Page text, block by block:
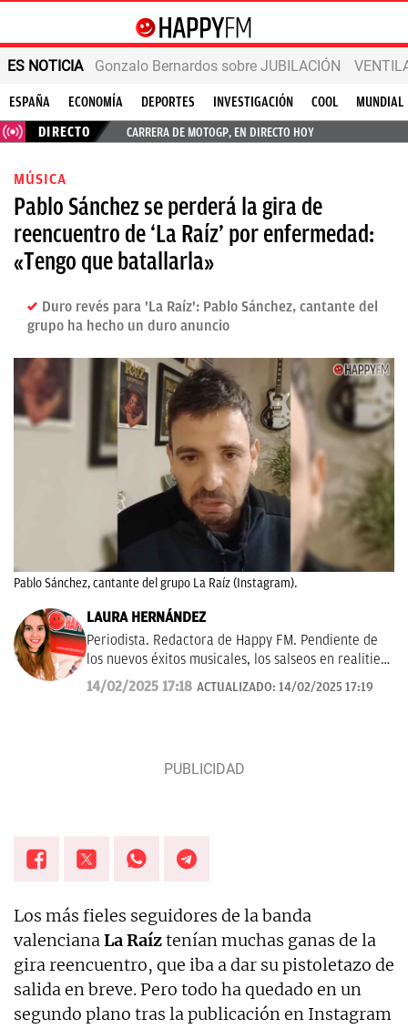
ES NOTICIA Gonzalo Bernardos sobre JUBILACIÓN
ESPAÑA ECONOMÍA DEPORTES INVESTIGACIÓN COOL
MUNDIAL
DIRECTO
CARRERA DE MOTOGP, EN DIRECTO HOY
MÚSICA
Pablo Sánchez se perderá la gira de
reencuentro de ‘La Raíz’ por enfermedad:
«Tengo que batallarla»
Duro revés para 'La Raíz': Pablo Sánchez, cantante del
grupo ha hecho un duro anuncio
Pablo Sánchez, cantante del grupo La Raíz (Instagram).
LAURA HERNÁNDEZ
Periodista. Redactora de Happy FM. Pendiente de
los nuevos éxitos musicales, los salseos en realities,
los dramas de las series turcas, ¡y del Benidorm
14/02/2025 17:18 ACTUALIZADO: 14/02/2025 17:19
Los más fieles seguidores de la banda
valencianaLa Raíztenían muchas ganas de la
gira reencuentro, que iba a dar su pistoletazo de
salida en breve. Pero todo ha quedado en un
segundo plano tras la publicación en Instagram